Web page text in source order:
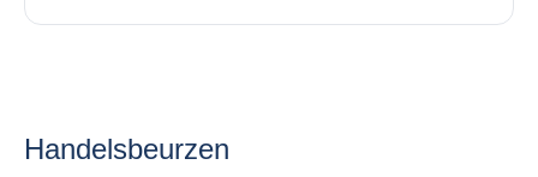
Handelsbeurzen